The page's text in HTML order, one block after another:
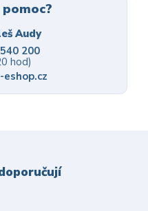
Audy
200
hod)